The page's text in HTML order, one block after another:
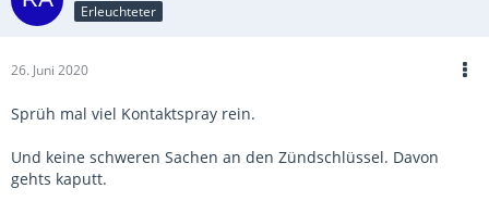
Erleuchteter
26. Juni 2020
Sprüh mal viel Kontaktspray rein.
Und keine schweren Sachen an den Zündschlüssel. Davon
gehts kaputt.